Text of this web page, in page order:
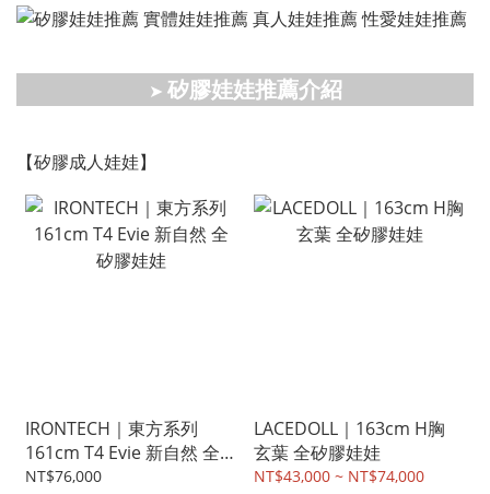
➤ 矽膠娃娃推薦介紹
【矽膠成人娃娃】
IRONTECH｜東方系列
161cm T4 Evie 新自然 全
矽膠娃娃
NT$76,000
LACEDOLL｜163cm H胸
玄葉 全矽膠娃娃
NT$43,000 ~ NT$74,000